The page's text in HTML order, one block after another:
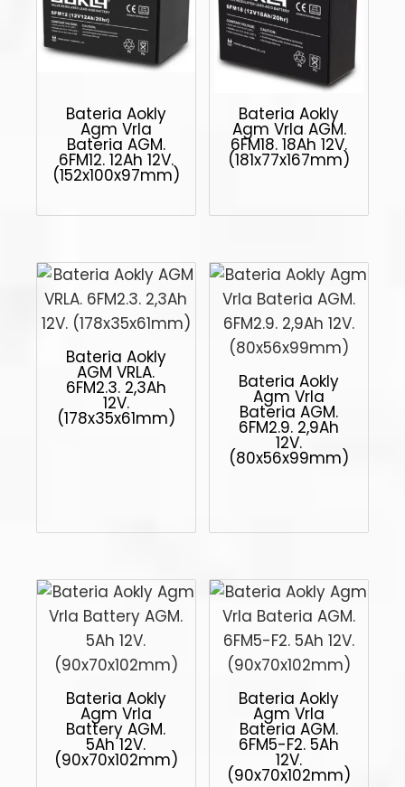
Bateria Aokly
Agm Vrla
Bateria AGM.
6FM12. 12Ah 12V.
(152x100x97mm)
Bateria Aokly
Agm Vrla AGM.
6FM18. 18Ah 12V.
(181x77x167mm)
Bateria Aokly
AGM VRLA.
6FM2.3. 2,3Ah
12V.
(178x35x61mm)
Bateria Aokly
Agm Vrla
Bateria AGM.
6FM2.9. 2,9Ah
12V.
(80x56x99mm)
Bateria Aokly
Agm Vrla
Battery AGM.
5Ah 12V.
(90x70x102mm)
Bateria Aokly
Agm Vrla
Bateria AGM.
6FM5-F2. 5Ah
12V.
(90x70x102mm)